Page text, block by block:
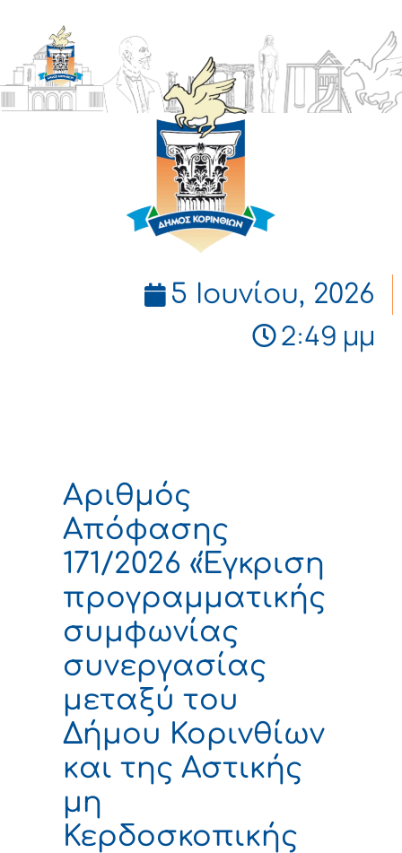
ΔΗΜΟΣ
ΚΟΡΙΝΘΙΩΝ
5 Ιουνίου, 2026
2:49 μμ
Αριθμός
Απόφασης
171/2026 «Έγκριση
προγραμματικής
συμφωνίας
συνεργασίας
μεταξύ του
Δήμου Κορινθίων
και της Αστικής
μη
Κερδοσκοπικής